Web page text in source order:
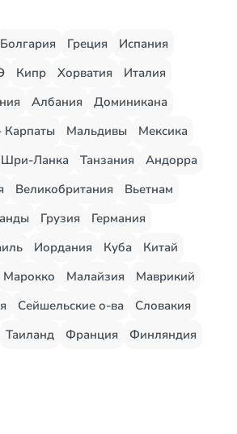
Болгария Греция
Испания
Кипр Хорватия
Италия
Албания
Доминикана
Карпаты Мальдивы
Мексика
Шри-Ланка Танзания
Андорра
Великобритания
Вьетнам
Грузия
Германия
Иордания Куба
Китай
Марокко Малайзия
Маврикий
Сейшельские о-ва
Словакия
Таиланд Франция
Финляндия